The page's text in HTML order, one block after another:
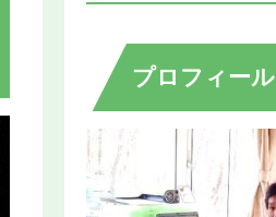
プロフィール